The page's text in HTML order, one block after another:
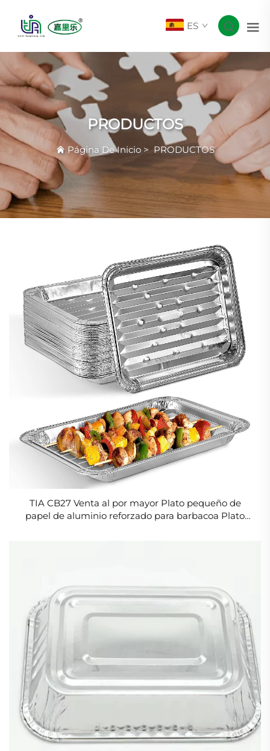
ES
PRODUCTOS
Página De Inicio> PRODUCTOS
TIA CB27 Venta al por mayor Plato pequeño de
papel de aluminio reforzado para barbacoa Plato